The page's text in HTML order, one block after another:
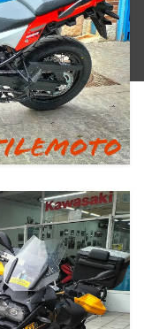
Vaciamadrid 2026,-
- POLÍTICA DE